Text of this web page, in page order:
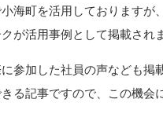
海町を活用しておりますが、
が活用事例として掲載されま
参加した社員の声なども掲
る記事ですので、この機会